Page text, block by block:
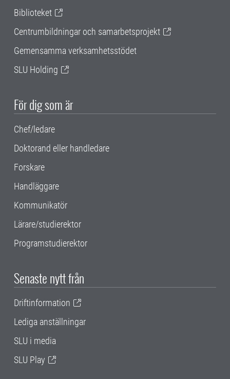
Biblioteket
Centrumbildningar och samarbetsprojekt
Gemensamma verksamhetsstödet
SLU Holding
För dig som är
Chef/ledare
Doktorand eller handledare
Forskare
Handläggare
Kommunikatör
Lärare/studierektor
Programstudierektor
Senaste nytt från
Driftinformation
Lediga anställningar
SLU i media
SLU Play